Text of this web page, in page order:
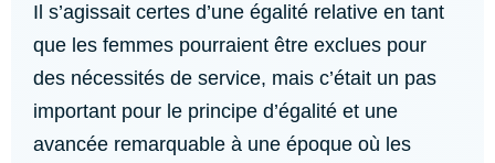
Il s’agissait certes d’une égalité relative en tant
que les femmes pourraient être exclues pour
des nécessités de service, mais c’était un pas
important pour le principe d’égalité et une
avancée remarquable à une époque où les